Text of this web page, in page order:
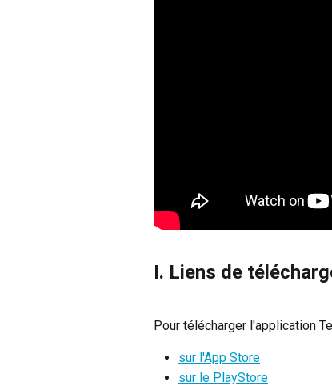
I. Liens de
Pour télécharger l'application
sur l'App Store
sur le PlayStore